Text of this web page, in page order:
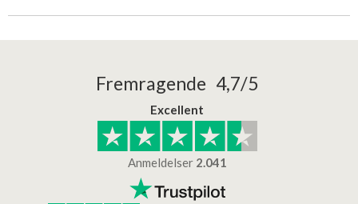
Fremragende 4,7/5
Excellent
Anmeldelser 2.041